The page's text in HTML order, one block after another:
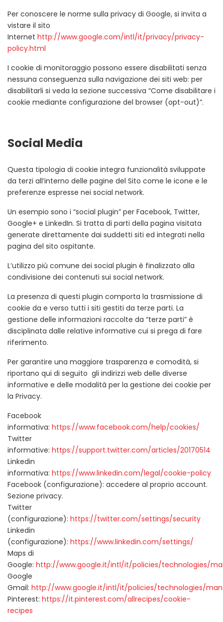
Per conoscere le norme sulla privacy di Google, si invita a
vistare il sito
Internet http://www.google.com/intl/it/privacy/privacy-
policy.html
I cookie di monitoraggio possono essere disabilitati senza
nessuna conseguenza sulla navigazione dei siti web: per
disabilitarli si veda la sezione successiva “Come disabilitare i
cookie mediante configurazione del browser (opt-out)”.
Social Media
Questa tipologia di cookie integra funzionalità sviluppate
da terzi all’interno delle pagine del Sito come le icone e le
preferenze espresse nei social network.
Un esempio sono i “social plugin” per Facebook, Twitter,
Google+ e LinkedIn. Si tratta di parti della pagina visitata
generate direttamente dai suddetti siti ed integrati nella
pagina del sito ospitante.
L’utilizzo più comune dei social plugin è finalizzato alla
condivisione dei contenuti sui social network.
La presenza di questi plugin comporta la trasmissione di
cookie da e verso tutti i siti gestiti da terze parti. La
gestione delle informazioni raccolte da “terze parti” è
disciplinata dalle relative informative cui si prega di fare
riferimento.
Per garantire una maggiore trasparenza e comodità, si
riportano qui di seguito gli indirizzi web delle diverse
informative e delle modalità per la gestione dei cookie per
la Privacy.
Facebook
informativa: https://www.facebook.com/help/cookies/
Twitter
informative: https://support.twitter.com/articles/20170514
Linkedin
informativa: https://www.linkedin.com/legal/cookie-policy
Facebook (configurazione): accedere al proprio account.
Sezione privacy.
Twitter
(configurazione): https://twitter.com/settings/security
Linkedin
(configurazione): https://www.linkedin.com/settings/
Maps di
Google: http://www.google.it/intl/it/policies/technologies/
Google
Gmail: http://www.google.it/intl/it/policies/technologies/
Pinterest: https://it.pinterest.com/allrecipes/cookie-
recipes